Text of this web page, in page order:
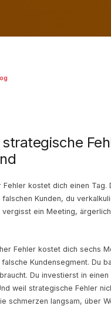
Fehler kostet dich einen Tag.
falschen Kunden, du
vergisst ein Meeting,
Fehler kostet dich sechs
Kundensegment. Du
Du investierst in einen
weil strategische Fehler
schmerzen langsam, über